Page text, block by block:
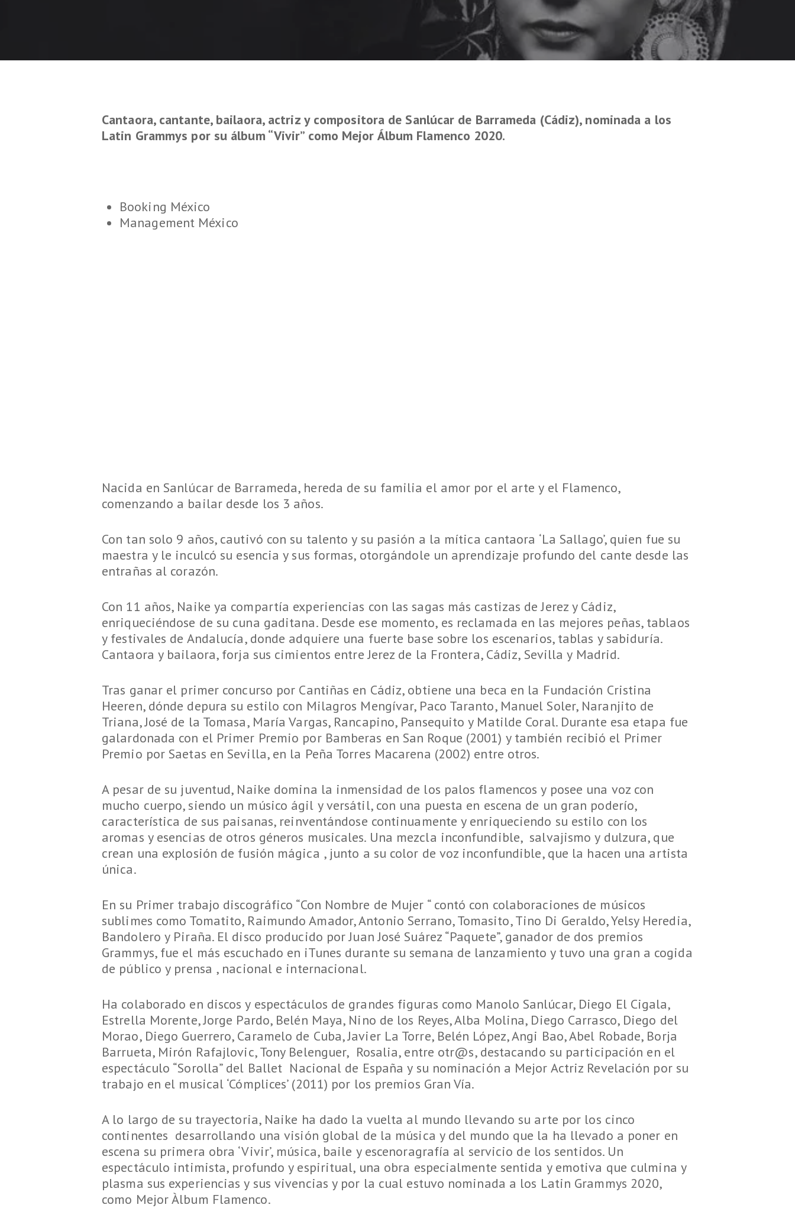
Cantaora, cantante, bailaora, actriz y compositora de Sanlúcar de Barrameda (Cádiz), nominada a los
Latin Grammys por su álbum “Vivir” como Mejor Álbum Flamenco 2020.
Booking México
Management México
Nacida en Sanlúcar de Barrameda, hereda de su familia el amor por el arte y el Flamenco,
comenzando a bailar desde los 3 años.
Con tan solo 9 años, cautivó con su talento y su pasión a la mítica cantaora ‘La Sallago’, quien fue su
maestra y le inculcó su esencia y sus formas, otorgándole un aprendizaje profundo del cante desde las
entrañas al corazón.
Con 11 años, Naike ya compartía experiencias con las sagas más castizas de Jerez y Cádiz,
enriqueciéndose de su cuna gaditana. Desde ese momento, es reclamada en las mejores peñas, tablaos
y festivales de Andalucía, donde adquiere una fuerte base sobre los escenarios, tablas y sabiduría.
Cantaora y bailaora, forja sus cimientos entre Jerez de la Frontera, Cádiz, Sevilla y Madrid.
Tras ganar el primer concurso por Cantiñas en Cádiz, obtiene una beca en la Fundación Cristina
Heeren, dónde depura su estilo con Milagros Mengívar, Paco Taranto, Manuel Soler, Naranjito de
Triana, José de la Tomasa, María Vargas, Rancapino, Pansequito y Matilde Coral. Durante esa etapa fue
galardonada con el Primer Premio por Bamberas en San Roque (2001) y también recibió el Primer
Premio por Saetas en Sevilla, en la Peña Torres Macarena (2002) entre otros.
A pesar de su juventud, Naike domina la inmensidad de los palos flamencos y posee una voz con
mucho cuerpo, siendo un músico ágil y versátil, con una puesta en escena de un gran poderío,
característica de sus paisanas, reinventándose continuamente y enriqueciendo su estilo con los
aromas y esencias de otros géneros musicales. Una mezcla inconfundible, salvajismo y dulzura, que
crean una explosión de fusión mágica , junto a su color de voz inconfundible, que la hacen una artista
única.
En su Primer trabajo discográfico “Con Nombre de Mujer “ contó con colaboraciones de músicos
sublimes como Tomatito, Raimundo Amador, Antonio Serrano, Tomasito, Tino Di Geraldo, Yelsy Heredia,
Bandolero y Piraña. El disco producido por Juan José Suárez “Paquete”, ganador de dos premios
Grammys, fue el más escuchado en iTunes durante su semana de lanzamiento y tuvo una gran a cogida
de público y prensa , nacional e internacional.
Ha colaborado en discos y espectáculos de grandes figuras como Manolo Sanlúcar, Diego El Cigala,
Estrella Morente, Jorge Pardo, Belén Maya, Nino de los Reyes, Alba Molina, Diego Carrasco, Diego del
Morao, Diego Guerrero, Caramelo de Cuba, Javier La Torre, Belén López, Angi Bao, Abel Robade, Borja
Barrueta, Mirón Rafajlovic, Tony Belenguer, Rosalia, entre otr@s, destacando su participación en el
espectáculo “Sorolla” del Ballet Nacional de España y su nominación a Mejor Actriz Revelación por su
trabajo en el musical ‘Cómplices’ (2011) por los premios Gran Vía.
A lo largo de su trayectoria, Naike ha dado la vuelta al mundo llevando su arte por los cinco
continentes desarrollando una visión global de la música y del mundo que la ha llevado a poner en
escena su primera obra ‘Vivir’, música, baile y escenoragrafía al servicio de los sentidos. Un
espectáculo intimista, profundo y espiritual, una obra especialmente sentida y emotiva que culmina y
plasma sus experiencias y sus vivencias y por la cual estuvo nominada a los Latin Grammys 2020,
como Mejor Àlbum Flamenco.